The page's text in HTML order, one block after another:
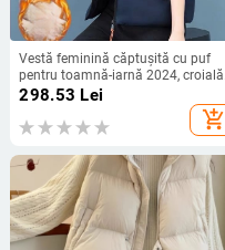
Vestă feminină căptușită cu puf
pentru toamnă-iarnă 2024, croială
lejeră, fără mâneci, guler înalt, cald
298.53 Lei
add_shopping_cart